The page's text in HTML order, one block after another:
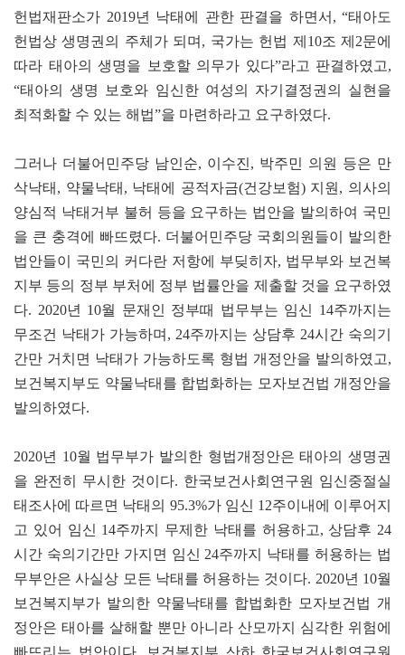
헌법재판소가 2019년 낙태에 관한 판결을 하면서, “태아도
헌법상 생명권의 주체가 되며, 국가는 헌법 제10조 제2문에
따라 태아의 생명을 보호할 의무가 있다”라고 판결하였고,
“태아의 생명 보호와 임신한 여성의 자기결정권의 실현을
최적화할 수 있는 해법”을 마련하라고 요구하였다.
그러나 더불어민주당 남인순, 이수진, 박주민 의원 등은 만
삭낙태, 약물낙태, 낙태에 공적자금(건강보험) 지원, 의사의
양심적 낙태거부 불허 등을 요구하는 법안을 발의하여 국민
을 큰 충격에 빠뜨렸다. 더불어민주당 국회의원들이 발의한
법안들이 국민의 커다란 저항에 부딪히자, 법무부와 보건복
지부 등의 정부 부처에 정부 법률안을 제출할 것을 요구하였
다. 2020년 10월 문재인 정부때 법무부는 임신 14주까지는
무조건 낙태가 가능하며, 24주까지는 상담후 24시간 숙의기
간만 거치면 낙태가 가능하도록 형법 개정안을 발의하였고,
보건복지부도 약물낙태를 합법화하는 모자보건법 개정안을
발의하였다.
2020년 10월 법무부가 발의한 형법개정안은 태아의 생명권
을 완전히 무시한 것이다. 한국보건사회연구원 임신중절실
태조사에 따르면 낙태의 95.3%가 임신 12주이내에 이루어지
고 있어 임신 14주까지 무제한 낙태를 허용하고, 상담후 24
시간 숙의기간만 가지면 임신 24주까지 낙태를 허용하는 법
무부안은 사실상 모든 낙태를 허용하는 것이다. 2020년 10월
보건복지부가 발의한 약물낙태를 합법화한 모자보건법 개
정안은 태아를 살해할 뿐만 아니라 산모까지 심각한 위험에
빠뜨리는 법안이다. 보건복지부 산하 한국보건사회연구원